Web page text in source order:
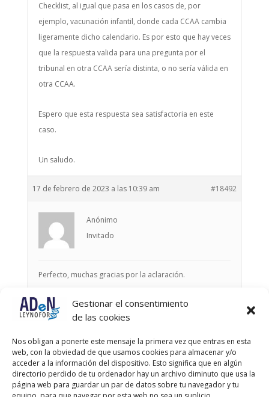
Gestionar el consentimiento
de las cookies
Nos obligan a ponerte este mensaje la primera vez que entras en esta
web, con la obviedad de que usamos cookies para almacenar y/o
acceder a la información del dispositivo. Esto significa que en algún
directorio perdido de tu ordenador hay un archivo diminuto que usa la
página web para guardar un par de datos sobre tu navegador y tu
Checklist, al igual que pasa en los casos de, por
ejemplo, vacunación infantil, donde cada CCAA cambia
ligeramente dicho calendario. Es por esto que hay veces
que la respuesta valida para una pregunta por el
tribunal en otra CCAA sería distinta, o no sería válida en
otra CCAA.
Espero que esta respuesta sea satisfactoria en este
caso.
Un saludo.
17 de febrero de 2023 a las 10:39 am #18492
Anónimo
Invitado
Perfecto, muchas gracias por la aclaración.
Autor Entradas
Debes estar registrado para responder a este debate.
Nombre de usuario: